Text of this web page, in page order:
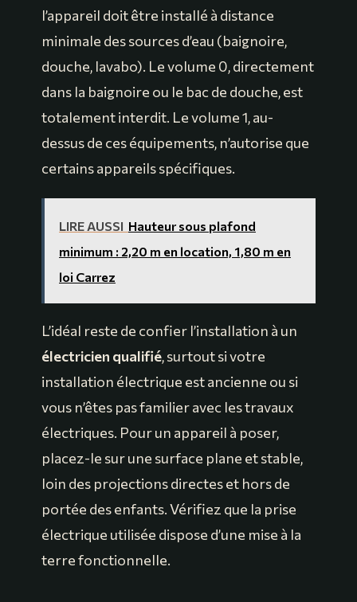
l’appareil doit être installé à distance
minimale des sources d’eau (baignoire,
douche, lavabo). Le volume 0, directement
dans la baignoire ou le bac de douche, est
totalement interdit. Le volume 1, au-
dessus de ces équipements, n’autorise que
certains appareils spécifiques.
LIRE AUSSI Hauteur sous plafond
minimum : 2,20 m en location, 1,80 m en
loi Carrez
L’idéal reste de confier l’installation à un
électricien qualifié, surtout si votre
installation électrique est ancienne ou si
vous n’êtes pas familier avec les travaux
électriques. Pour un appareil à poser,
placez-le sur une surface plane et stable,
loin des projections directes et hors de
portée des enfants. Vérifiez que la prise
électrique utilisée dispose d’une mise à la
terre fonctionnelle.